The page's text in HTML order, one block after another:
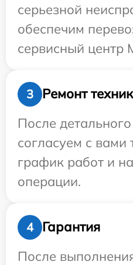
серьезной
обеспечим
сервисный центр
3
Ремонт
После
согласуем с вами
график работ и
операции.
4
Гарантия
После